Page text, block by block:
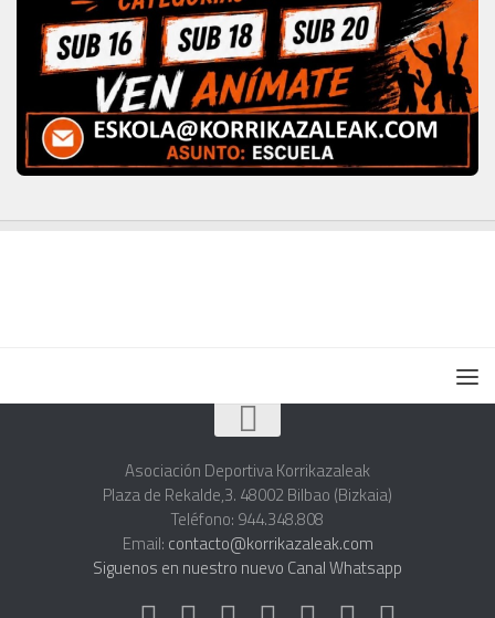
Asociación Deportiva Korrikazaleak
Plaza de Rekalde,3. 48002 Bilbao (Bizkaia)
Teléfono: 944.348.808
Email: contacto@korrikazaleak.com
Siguenos en nuestro nuevo Canal Whatsapp